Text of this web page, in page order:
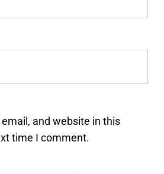
and website in this
time I comment.